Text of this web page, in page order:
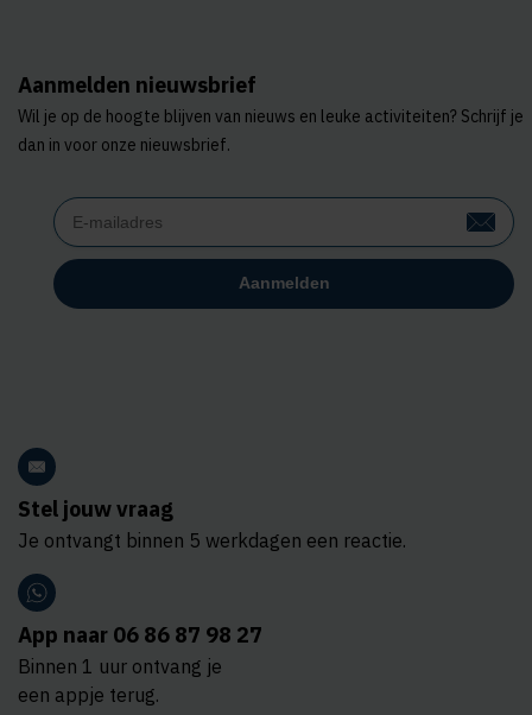
Aanmelden nieuwsbrief
Wil je op de hoogte blijven van nieuws en leuke activiteiten? Schrijf je
dan in voor onze nieuwsbrief.
Stel jouw vraag
Je ontvangt binnen 5 werkdagen een reactie.
App naar 06 86 87 98 27
Binnen 1 uur ontvang je
een appje terug.